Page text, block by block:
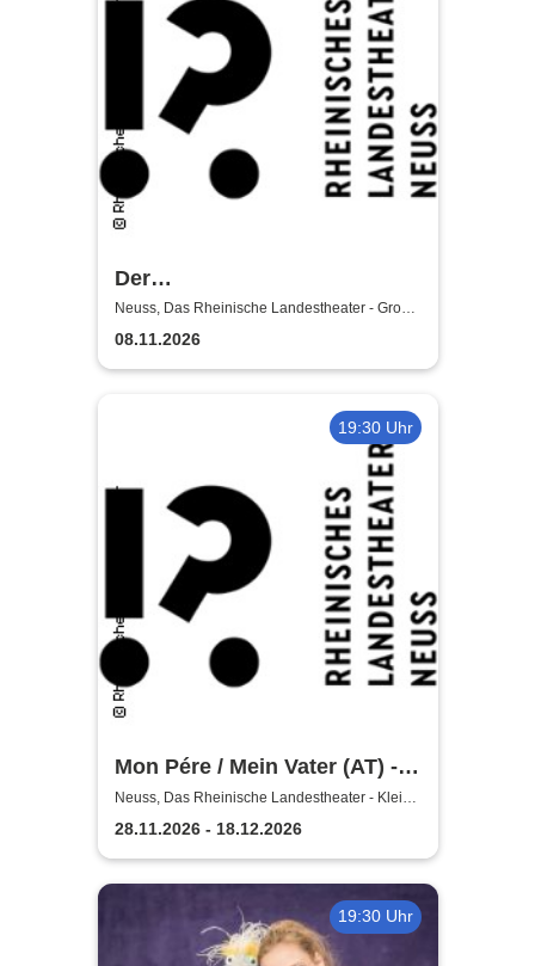
Der
satanarchäolügenialkohöllische
Wunschpunsch - Rheinisches
Landestheater Neuss
Neuss, Das Rheinische Landestheater - Große
Bühne
08.11.2026
19:30 Uhr
Mon Pére / Mein Vater (AT) -
Rheinisches Landestheater
Neuss
Neuss, Das Rheinische Landestheater - Kleine
Bühne
28.11.2026 - 18.12.2026
19:30 Uhr